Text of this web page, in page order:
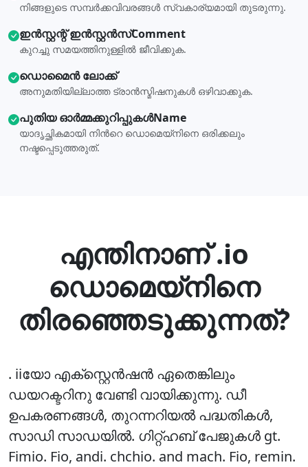
നിങ്ങളുടെ സമ്പര്‍ക്കവിവരങ്ങള്‍ സ്വകാര്യമായി തുടരുന്നു.
ഇന്‍സ്റ്റന്റ് ഇന്‍സ്റ്റന്‍സ്Comment
കുറച്ചു സമയത്തിനുള്ളിൽ ജീവിക്കുക.
ഡൊമൈന്‍ ലോക്ക്
അനുമതിയില്ലാത്ത ട്രാന്‍സ്മിഷനുകള്‍ ഒഴിവാക്കുക.
പുതിയ ഓര്‍മ്മക്കുറിപ്പുകള്‍Name
യാദൃച്ഛികമായി നിന്‍റെ ഡൊമെയ്നിനെ ഒരിക്കലും
നഷ്ടപ്പെടുത്തരുത്.
എന്തിനാണ് .io
ഡൊമെയ്നിനെ
തിരഞ്ഞെടുക്കുന്നത്?
. iiയോ എക്സ്റ്റെന്‍ഷന്‍ ഏതെങ്കിലും
ഡയറക്ടറിനു വേണ്ടി വായിക്കുന്നു. ഡീ
ഉപകരണങ്ങള്‍, തുറന്നറിയല്‍ പദ്ധതികള്‍,
സാഡി സാഡയില്‍. ഗിറ്റ്‌ഹബ് പേജുകള്‍ gt.
Fimio. Fio, andi. chchio. and mach. Fio, remin.